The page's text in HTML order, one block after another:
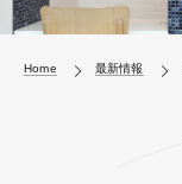
Home 最新情報